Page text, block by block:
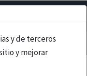
y de terceros
y mejorar